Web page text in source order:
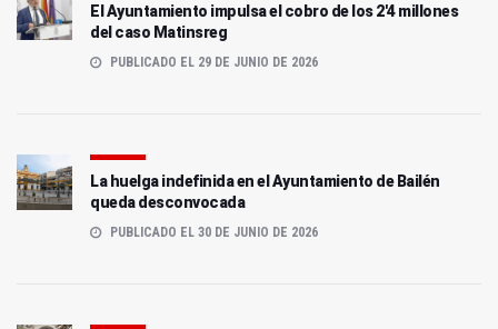
El Ayuntamiento impulsa el cobro de los 2'4 millones
del caso Matinsreg
PUBLICADO EL 29 DE JUNIO DE 2026
La huelga indefinida en el Ayuntamiento de Bailén
queda desconvocada
PUBLICADO EL 30 DE JUNIO DE 2026